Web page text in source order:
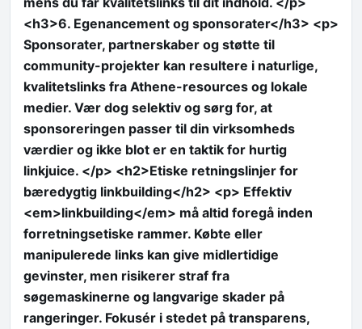
<h3>6. Egenancement og sponsorater</h3> <p>
Sponsorater, partnerskaber og støtte til
community-projekter kan resultere i naturlige,
kvalitetslinks fra Athene-resources og lokale
medier. Vær dog selektiv og sørg for, at
sponsoreringen passer til din virksomheds
værdier og ikke blot er en taktik for hurtig
linkjuice. </p> <h2>Etiske retningslinjer for
bæredygtig linkbuilding</h2> <p> Effektiv
<em>linkbuilding</em> må altid foregå inden
forretningsetiske rammer. Købte eller
manipulerede links kan give midlertidige
gevinster, men risikerer straf fra
søgemaskinerne og langvarige skader på
rangeringer. Fokusér i stedet på transparens,